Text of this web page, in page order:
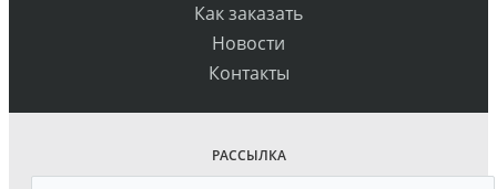
Как заказать
Новости
Контакты
РАССЫЛКА